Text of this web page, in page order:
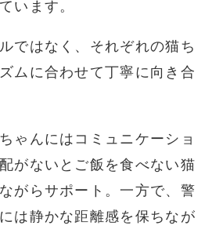
います。
ではなく、それぞれの猫ち
ムに合わせて丁寧に向き合
ゃんにはコミュニケーショ
がないとご飯を食べない猫
がらサポート。一方で、警
は静かな距離感を保ちなが